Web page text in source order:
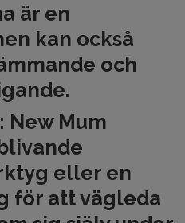
är en
kan också
och
New Mum
eller en
för att vägleda